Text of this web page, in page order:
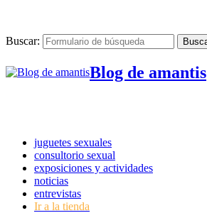
Buscar:
Blog de amantis
juguetes sexuales
consultorio sexual
exposiciones y actividades
noticias
entrevistas
Ir a la tienda